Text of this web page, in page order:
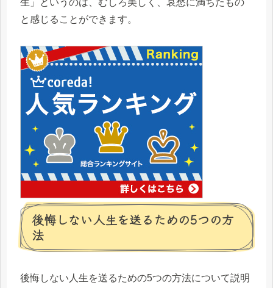
生」というのは、むしろ美しく、哀愁に満ちたもの
と感じることができます。
後悔しない人生を送るための5つの方
法
後悔しない人生を送るための5つの方法について説明